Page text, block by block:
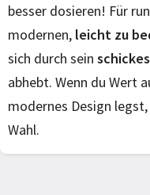
besser dosieren! Für
modernen, leicht zu
sich durch sein
abhebt. Wenn du Wert
modernes Design
Wahl.